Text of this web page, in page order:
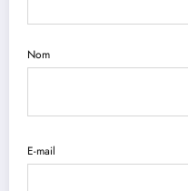
Nom
E-mail